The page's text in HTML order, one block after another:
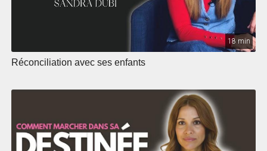
18 min
Réconciliation avec ses enfants